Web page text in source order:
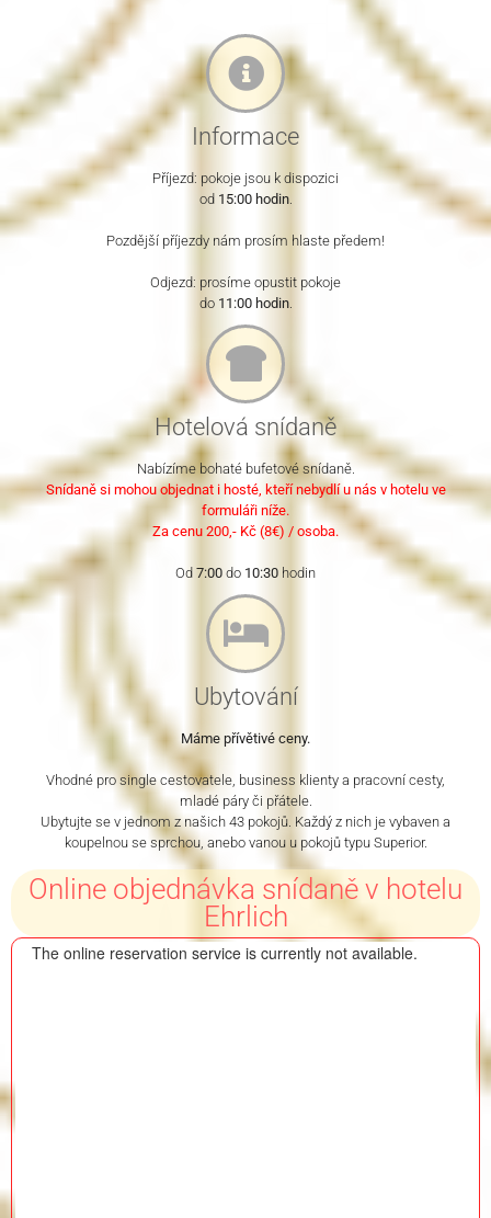
Informace
Příjezd: pokoje jsou k dispozici
od 15:00 hodin.
Pozdější příjezdy nám prosím hlaste předem!
Odjezd: prosíme opustit pokoje
do 11:00 hodin.
Hotelová snídaně
Nabízíme bohaté bufetové snídaně.
Snídaně si mohou objednat i hosté, kteří nebydlí u nás v hotelu ve
formuláři níže.
Za cenu 200,- Kč (8€) / osoba.
Od 7:00 do 10:30 hodin
Ubytování
Máme přívětivé ceny.
Vhodné pro single cestovatele, business klienty a pracovní cesty,
mladé páry či přátele.
Ubytujte se v jednom z našich 43 pokojů. Každý z nich je vybaven a
koupelnou se sprchou, anebo vanou u pokojů typu Superior.
Online objednávka snídaně v hotelu
Ehrlich